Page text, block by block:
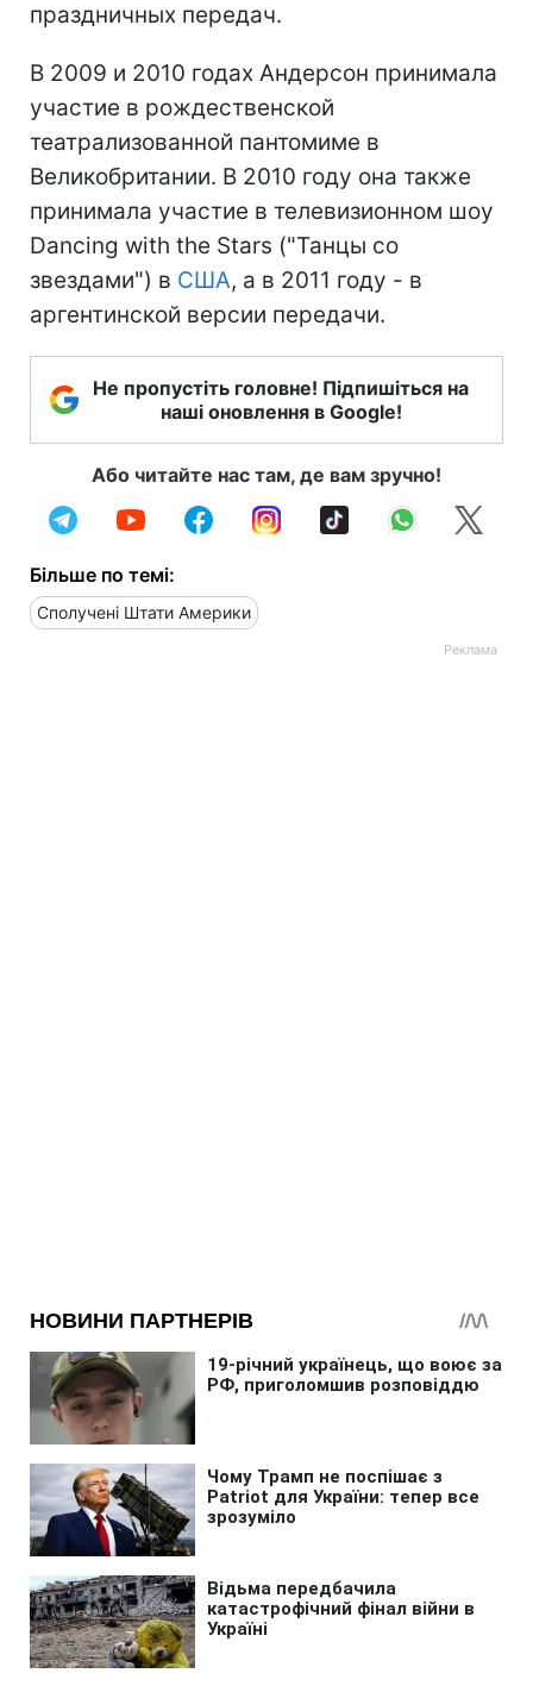
праздничных передач.
В 2009 и 2010 годах Андерсон принимала
участие в рождественской
театрализованной пантомиме в
Великобритании. В 2010 году она также
принимала участие в телевизионном шоу
Dancing with the Stars ("Танцы со
звездами") в США, а в 2011 году - в
аргентинской версии передачи.
Не пропустіть головне! Підпишіться на
наші оновлення в Google!
Або читайте нас там, де вам зручно!
Більше по темі:
Сполучені Штати Америки